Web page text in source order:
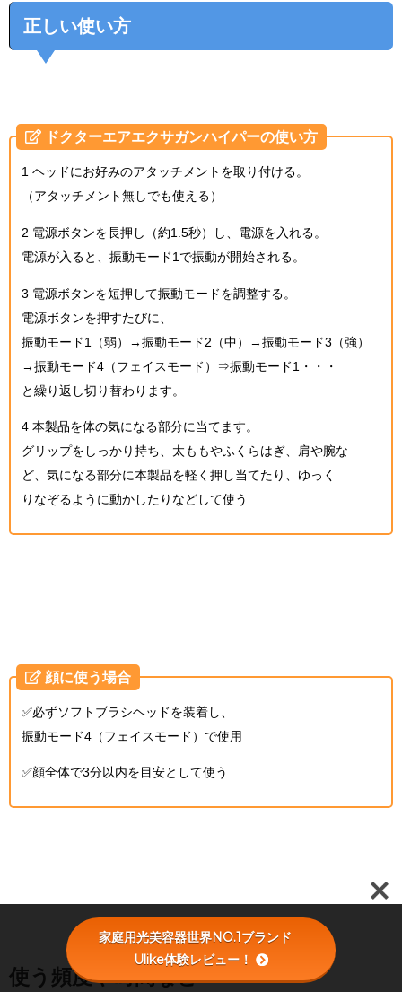
正しい使い方
ドクターエアエクサガンハイパーの使い方
1 ヘッドにお好みのアタッチメントを取り付ける。
（アタッチメント無しでも使える）
2 電源ボタンを長押し（約1.5秒）し、電源を入れる。
電源が入ると、振動モード1で振動が開始される。
3 電源ボタンを短押して振動モードを調整する。
電源ボタンを押すたびに、
振動モード1（弱）→振動モード2（中）→振動モード3（強）
→振動モード4（フェイスモード）⇒振動モード1・・・
と繰り返し切り替わります。
4 本製品を体の気になる部分に当てます。
グリップをしっかり持ち、太ももやふくらはぎ、肩や腕な
ど、気になる部分に本製品を軽く押し当てたり、ゆっく
りなぞるように動かしたりなどして使う
顔に使う場合
✅必ずソフトブラシヘッドを装着し、
振動モード4（フェイスモード）で使用
✅顔全体で3分以内を目安として使う
使う頻度や時間など
家庭用光美容器世界NO.1ブランド
Ulike体験レビュー！